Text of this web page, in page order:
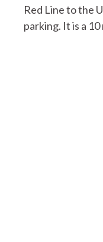
Red Line to the
parking. It is a